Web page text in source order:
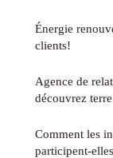
Énergie
clients!
Agence de
découvrez
Comment les
participent-